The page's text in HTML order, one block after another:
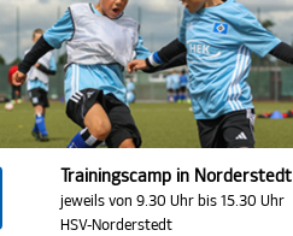
Trainingscamp in Norderstedt
jeweils von 9.30 Uhr bis 15.30 Uhr
HSV-Norderstedt